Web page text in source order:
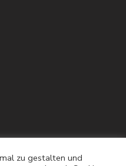
zu gestalten und